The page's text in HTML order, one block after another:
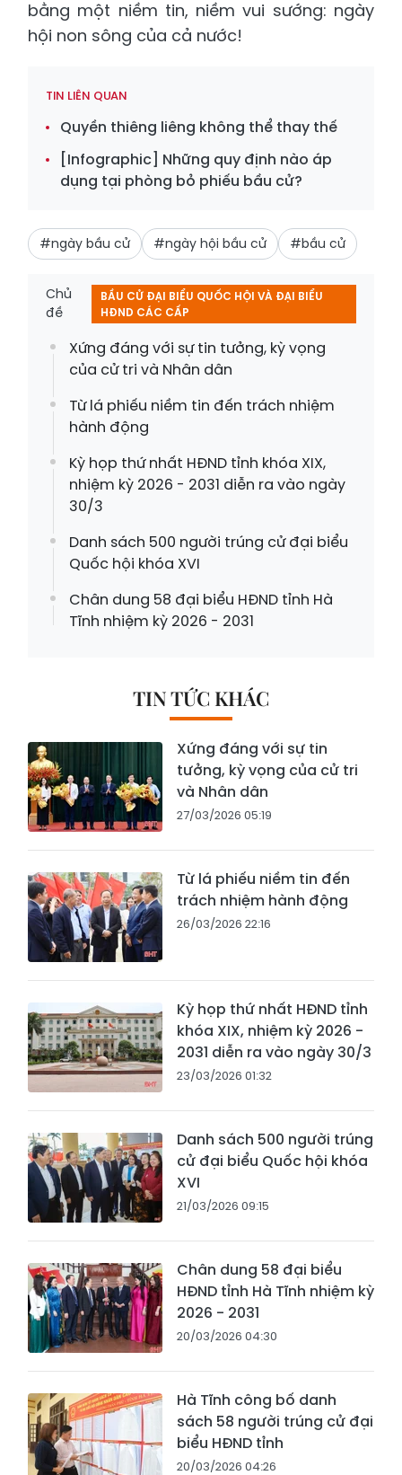
bằng một niềm tin, niềm vui sướng: ngày
hội non sông của cả nước!
TIN LIÊN QUAN
Quyền thiêng liêng không thể thay thế
[Infographic] Những quy định nào áp
dụng tại phòng bỏ phiếu bầu cử?
#ngày bầu cử #ngày hội bầu cử #bầu cử
Chủ
đề
BẦU CỬ ĐẠI BIỂU QUỐC HỘI VÀ ĐẠI BIỂU
HĐND CÁC CẤP
Xứng đáng với sự tin tưởng, kỳ vọng
của cử tri và Nhân dân
Từ lá phiếu niềm tin đến trách nhiệm
hành động
Kỳ họp thứ nhất HĐND tỉnh khóa XIX,
nhiệm kỳ 2026 - 2031 diễn ra vào ngày
30/3
Danh sách 500 người trúng cử đại biểu
Quốc hội khóa XVI
Chân dung 58 đại biểu HĐND tỉnh Hà
Tĩnh nhiệm kỳ 2026 - 2031
TIN TỨC KHÁC
Xứng đáng với sự tin
tưởng, kỳ vọng của cử tri
và Nhân dân
27/03/2026 05:19
Từ lá phiếu niềm tin đến
trách nhiệm hành động
26/03/2026 22:16
Kỳ họp thứ nhất HĐND tỉnh
khóa XIX, nhiệm kỳ 2026 -
2031 diễn ra vào ngày 30/3
23/03/2026 01:32
Danh sách 500 người trúng
cử đại biểu Quốc hội khóa
XVI
21/03/2026 09:15
Chân dung 58 đại biểu
HĐND tỉnh Hà Tĩnh nhiệm kỳ
2026 - 2031
20/03/2026 04:30
Hà Tĩnh công bố danh
sách 58 người trúng cử đại
biểu HĐND tỉnh
20/03/2026 04:26